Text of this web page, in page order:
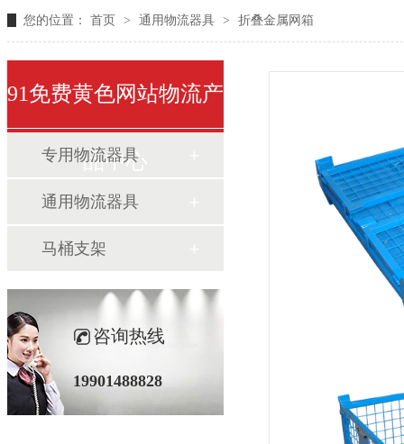
您的位置： 首页 > 通用物流器具 > 折叠金属网箱
91免费黄色网站物流产
品中心
专用物流器具
通用物流器具
马桶支架
咨询热线
19901488828